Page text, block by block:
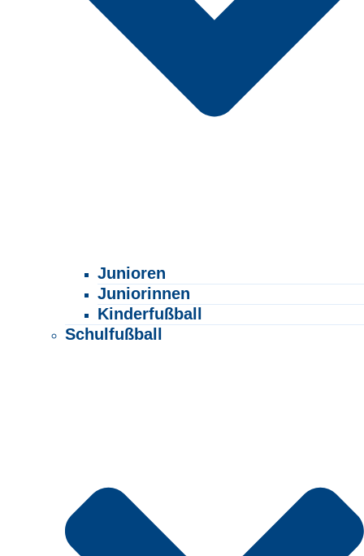
Junioren
Juniorinnen
Kinderfußball
Schulfußball